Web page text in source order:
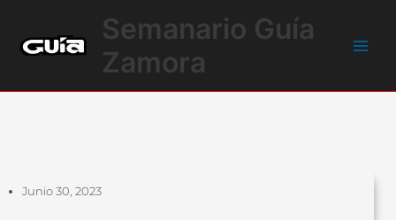
contenido
Semanario Guía
Zamora
Junio 30, 2023